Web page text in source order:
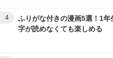
4
ふりがな付きの漫画5選！1
字が読めなくても楽しめる